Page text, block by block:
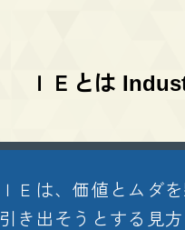
ＩＥとは
ＩＥは、価値とムダ
引き出そうとする見